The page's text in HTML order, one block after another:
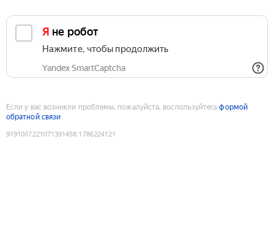
Я не робот
Нажмите, чтобы продолжить
Yandex SmartCaptcha
Если у вас возникли проблемы, пожалуйста, воспользуйтесьформой
обратной связи
9191007221071391458:1786224121